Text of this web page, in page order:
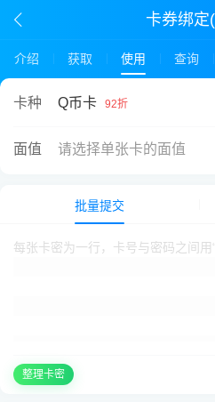
卡券绑定
介绍 获取 使用 查询
卡种 Q币卡 92折
面值 请选择单张卡的面值
批量提交
整理卡密